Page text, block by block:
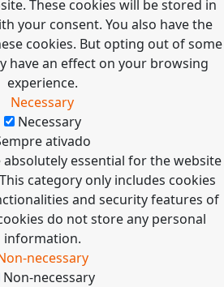
These cookies will be stored in
your consent. You also have the
cookies. But opting out of some
have an effect on your browsing
experience.
Necessary
Necessary
ativado
absolutely essential for the website
category only includes cookies
and security features of
do not store any personal
information.
necessary
Non-necessary